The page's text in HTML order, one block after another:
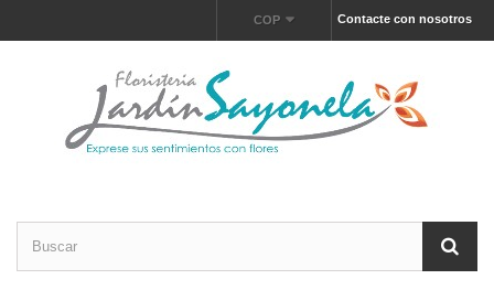
Contacte con nosotros
COP